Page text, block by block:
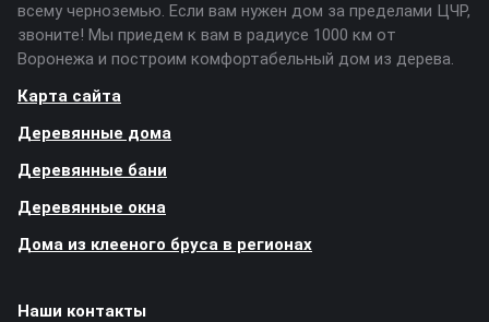
всему черноземью. Если вам нужен дом за пределами ЦЧР,
звоните! Мы приедем к вам в радиусе 1000 км от
Воронежа и построим комфортабельный дом из дерева.
Карта сайта
Деревянные дома
Деревянные бани
Деревянные окна
Дома из клееного бруса в регионах
Наши контакты